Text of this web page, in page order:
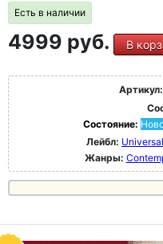
Есть в наличии
4999 руб. В
Артикул:
Состояние:
Лейбл:
Жанры: